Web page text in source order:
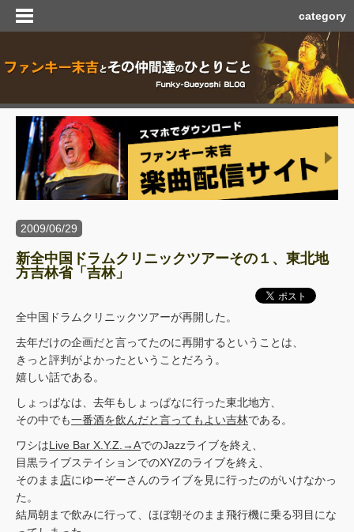
category
2009/06/29
新全中国ドラムクリニックツアーその１、東北地
方吉林省「吉林」
全中国ドラムクリニックツアーが再開した。
去年だけの企画だと言ってたのに再開するということは、
きっと評判がよかったということだろう。
嬉しい話である。
しょっぱなは、去年もしょっぱなに行った東北地方、
その中でも一番酒を飲んだと言ってもよい吉林である。
ワシはLive Bar X.Y.Z.→AでのJazzライブを終え、
目黒ライブステイションでのXYZのライブを終え、
そのまま 店にゆーぞーさんのライブを見に行ったのがいけなかっ
た。
結局朝まで飲みに行って、ほぼ朝そのまま飛行機に乗る羽目にな